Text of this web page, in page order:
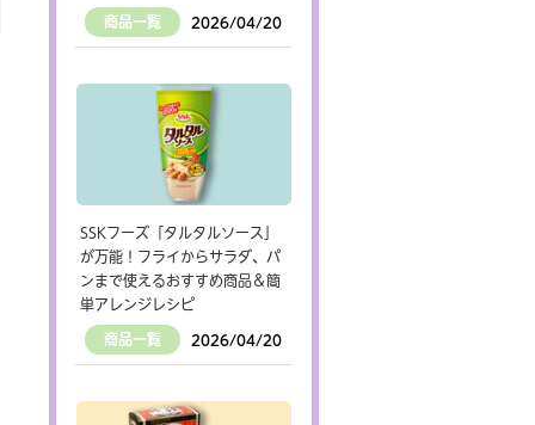
商品一覧 2026/04/20
SSKフーズ「タルタルソース」
が万能！フライからサラダ、パ
ンまで使えるおすすめ商品＆簡
単アレンジレシピ
商品一覧 2026/04/20